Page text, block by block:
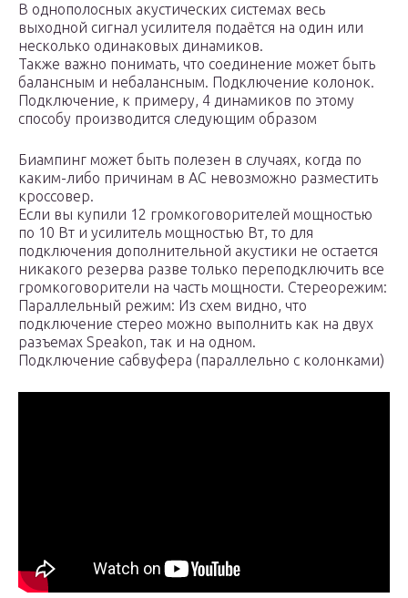
В однополосных акустических системах весь
выходной сигнал усилителя подаётся на один или
несколько одинаковых динамиков.
Также важно понимать, что соединение может быть
балансным и небалансным. Подключение колонок.
Подключение, к примеру, 4 динамиков по этому
способу производится следующим образом
Биампинг может быть полезен в случаях, когда по
каким-либо причинам в АС невозможно разместить
кроссовер.
Если вы купили 12 громкоговорителей мощностью
по 10 Вт и усилитель мощностью Вт, то для
подключения дополнительной акустики не остается
никакого резерва разве только переподключить все
громкоговорители на часть мощности. Стереорежим:
Параллельный режим: Из схем видно, что
подключение стерео можно выполнить как на двух
разъемах Speakon, так и на одном.
Подключение сабвуфера (параллельно с колонками)